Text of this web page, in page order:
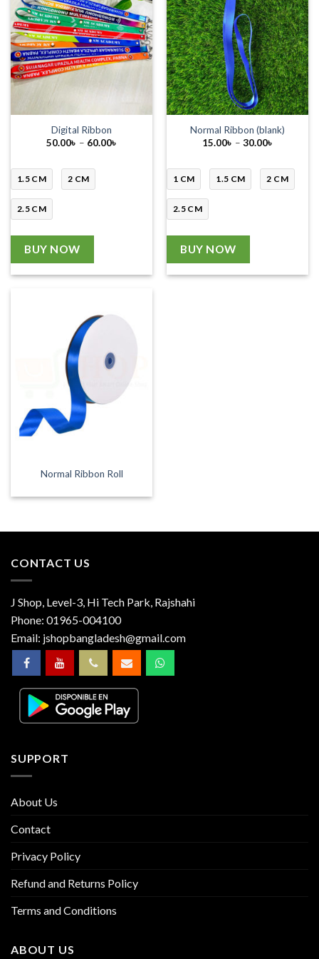
Digital Ribbon
50.00৳ – 60.00৳
1.5 CM 2 CM
2.5 CM
BUY NOW
Normal Ribbon (blank)
15.00৳ – 30.00৳
through
30.00৳
1 CM 1.5 CM 2 CM
2.5 CM
BUY NOW
Normal Ribbon Roll
CONTACT US
J Shop, Level-3, Hi Tech Park, Rajshahi
Phone: 01965-004100
Email: jshopbangladesh@gmail.com
SUPPORT
About Us
Contact
Privacy Policy
Refund and Returns Policy
Terms and Conditions
ABOUT US